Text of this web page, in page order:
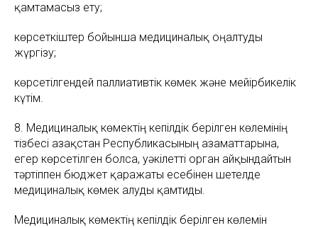
қамтамасыз ету;
көрсеткіштер бойынша медициналық оңалтуды
жүргізу;
көрсетілгендей паллиативтік көмек және мейірбикелік
күтім.
8. Медициналық көмектiң кепiлдiк берiлген көлемiнiң
тiзбесi Қазақстан Республикасының азаматтарына,
егер көрсетiлген болса, уәкiлеттi орган айқындайтын
тәртiппен бюджет қаражаты есебiнен шетелде
медициналық көмек алуды қамтиды.
Медициналық көмектің кепілдік берілген көлемін